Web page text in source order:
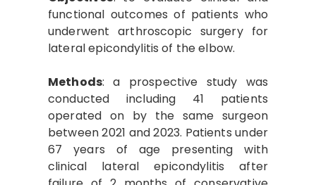
functional outcomes of patients who
underwent arthroscopic surgery for
lateral epicondylitis of the elbow.
Methods: a prospective study was
conducted including 41 patients
operated on by the same surgeon
between 2021 and 2023. Patients under
67 years of age presenting with
clinical lateral epicondylitis after